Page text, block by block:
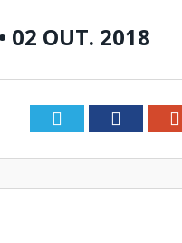
02 OUT. 2018
Twitter Facebook